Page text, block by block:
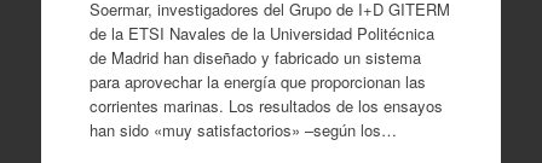
Soermar, investigadores del Grupo de I+D GITERM
de la ETSI Navales de la Universidad Politécnica
de Madrid han diseñado y fabricado un sistema
para aprovechar la energía que proporcionan las
corrientes marinas. Los resultados de los ensayos
han sido «muy satisfactorios» –según los…